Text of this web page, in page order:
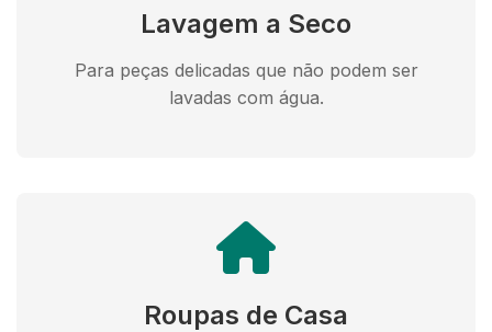
Lavagem a Seco
Para peças delicadas que não podem ser
lavadas com água.
Roupas de Casa